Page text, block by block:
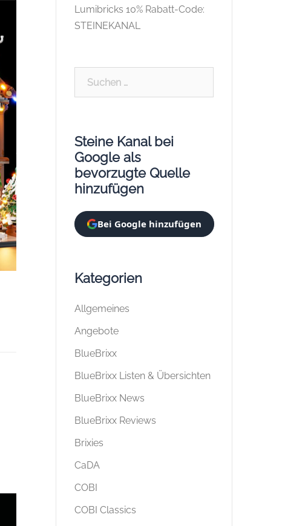
Lumibricks 10% Rabatt-Code:
STEINEKANAL
Steine Kanal bei
Google als
bevorzugte Quelle
hinzufügen
Bei Google hinzufügen
Kategorien
Allgemeines
Angebote
BlueBrixx
BlueBrixx Listen & Übersichten
BlueBrixx News
BlueBrixx Reviews
Brixies
CaDA
COBI
COBI Classics